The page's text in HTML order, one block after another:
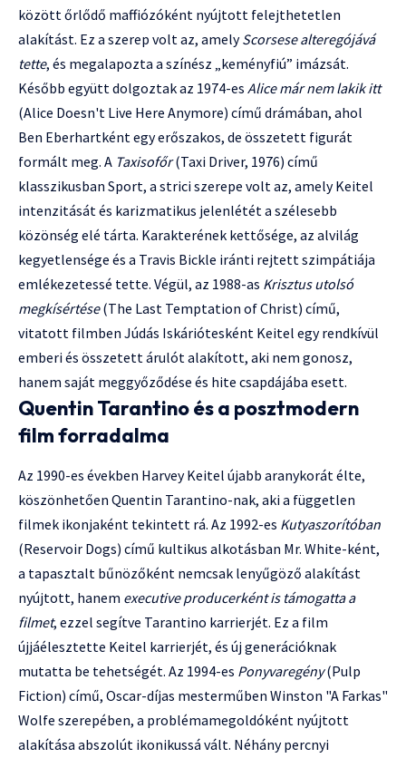
között őrlődő maffiózóként nyújtott felejthetetlen
alakítást. Ez a szerep volt az, amelyScorsese alteregójává
tette, és megalapozta a színész „keményfiú” imázsát.
Később együtt dolgoztak az 1974-es Alice már nem lakik itt
(Alice Doesn't Live Here Anymore) című drámában, ahol
Ben Eberhartként egy erőszakos, de összetett figurát
formált meg. A Taxisofőr(Taxi Driver, 1976) című
klasszikusban Sport, a strici szerepe volt az, amely Keitel
intenzitását és karizmatikus jelenlétét a szélesebb
közönség elé tárta. Karakterének kettősége, az alvilág
kegyetlensége és a Travis Bickle iránti rejtett szimpátiája
emlékezetessé tette. Végül, az 1988-as Krisztus utolsó
megkísértése(The Last Temptation of Christ) című,
vitatott filmben Júdás Iskáriótesként Keitel egy rendkívül
emberi és összetett árulót alakított, aki nem gonosz,
hanem saját meggyőződése és hite csapdájába esett.
Quentin Tarantino és a posztmodern
film forradalma
Az 1990-es években Harvey Keitel újabb aranykorát élte,
köszönhetően Quentin Tarantino-nak, aki a független
filmek ikonjaként tekintett rá. Az 1992-es Kutyaszorítóban
(Reservoir Dogs) című kultikus alkotásban Mr. White-ként,
a tapasztalt bűnözőként nemcsak lenyűgöző alakítást
nyújtott, hanem executive producerként is támogatta a
filmet, ezzel segítve Tarantino karrierjét. Ez a film
újjáélesztette Keitel karrierjét, és új generációknak
mutatta be tehetségét. Az 1994-es Ponyvaregény(Pulp
Fiction) című, Oscar-díjas mesterműben Winston "A Farkas"
Wolfe szerepében, a problémamegoldóként nyújtott
alakítása abszolút ikonikussá vált. Néhány percnyi